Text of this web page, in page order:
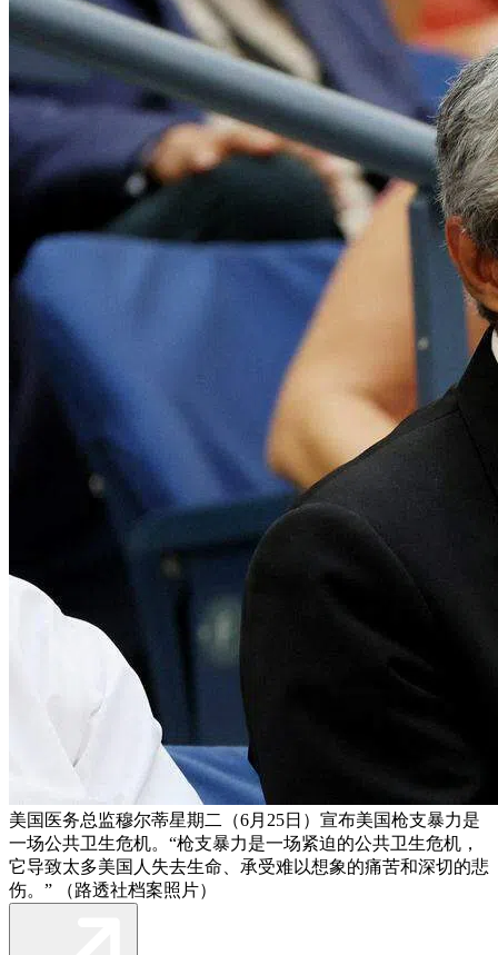
美国医务总监穆尔蒂星期二（6月25日）宣布美国枪支暴力是
一场公共卫生危机。“枪支暴力是一场紧迫的公共卫生危机，
它导致太多美国人失去生命、承受难以想象的痛苦和深切的悲
伤。” （路透社档案照片）